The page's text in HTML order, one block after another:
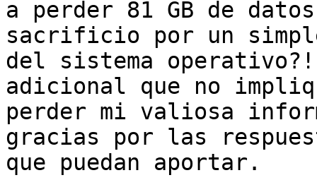
a perder 81 GB de
sacrificio por un
del sistema
adicional que no
perder mi valiosa
gracias por las
que puedan aportar.